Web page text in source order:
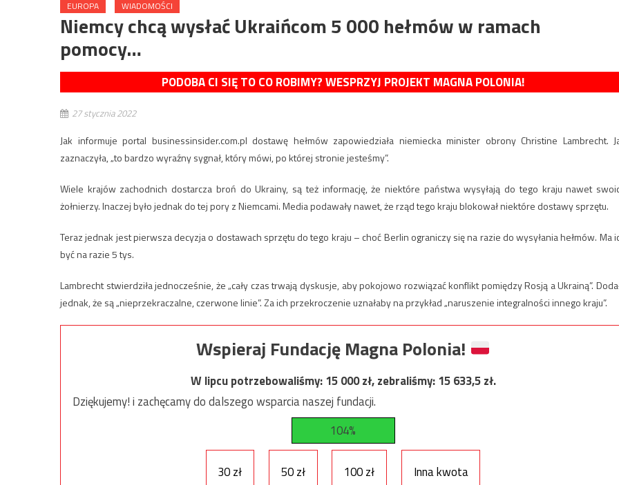
EUROPA WIADOMOŚCI
Niemcy chcą wysłać Ukraińcom 5 000 hełmów w ramach
pomocy…
PODOBA CI SIĘ TO CO ROBIMY? WESPRZYJ PROJEKT MAGNA POLONIA!
27 stycznia 2022
Jak informuje portal businessinsider.com.pl dostawę hełmów zapowiedziała niemiecka minister obrony Christine Lambrecht.
zaznaczyła, „to bardzo wyraźny sygnał, który mówi, po której stronie jesteśmy”.
Wiele krajów zachodnich dostarcza broń do Ukrainy, są też informację, że niektóre państwa wysyłają do tego kraju nawet
żołnierzy. Inaczej było jednak do tej pory z Niemcami. Media podawały nawet, że rząd tego kraju blokował niektóre dostawy sprzętu.
Teraz jednak jest pierwsza decyzja o dostawach sprzętu do tego kraju – choć Berlin ograniczy się na razie do wysyłania hełmów. Ma
być na razie 5 tys.
Lambrecht stwierdziła jednocześnie, że „cały czas trwają dyskusje, aby pokojowo rozwiązać konflikt pomiędzy Rosją a Ukrainą”.
jednak, że są „nieprzekraczalne, czerwone linie”. Za ich przekroczenie uznałaby na przykład „naruszenie integralności innego kraju”.
Wspieraj Fundację Magna Polonia!
W lipcu potrzebowaliśmy:15 000zł, zebraliśmy:15 633,5zł.
Dziękujemy! i zachęcamy do dalszego wsparcia naszej fundacji.
104%
30 zł 50 zł 100 zł
Inna kwota